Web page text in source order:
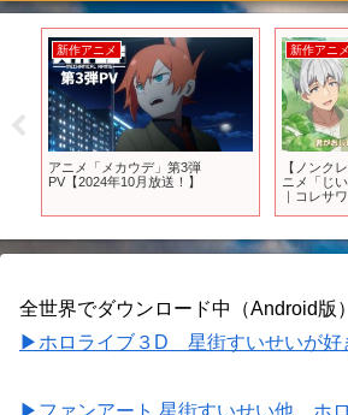
新作アニメ
アニメ「メカウデ」第3弾
PV【2024年10月放送！】
新作アニメ
【ノンク
ニメ「じ
｜コレサ
全世界でダウンロード中（Android版）
▶ホロライブ３D 星街すいせいが好
▶ファンアート 星街すいせい他 ホ